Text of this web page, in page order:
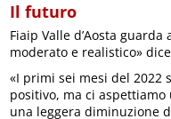
Il futuro
Fiaip Valle d’Aosta
moderato e realistico»
«I primi sei mesi del 2022
positivo, ma ci
una leggera diminuzione